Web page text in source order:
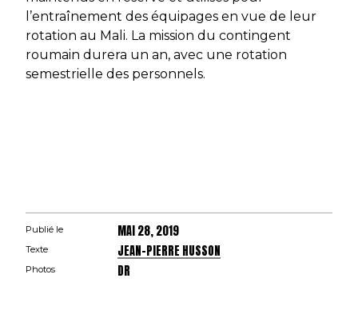
l’entraînement des équipages en vue de leur
rotation au Mali. La mission du contingent
roumain durera un an, avec une rotation
semestrielle des personnels.
Publié le MAI 28, 2019
Texte JEAN-PIERRE HUSSON
Photos DR